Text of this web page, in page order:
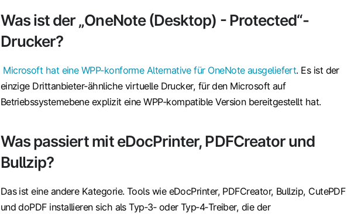
Was ist der „OneNote (Desktop) - Protected“-
Drucker?
Microsoft hat eine WPP‑konforme Alternative für OneNote ausgeliefert. Es ist der
einzige Drittanbieter‑ähnliche virtuelle Drucker, für den Microsoft auf
Betriebssystemebene explizit eine WPP‑kompatible Version bereitgestellt hat.
Was passiert mit eDocPrinter, PDFCreator und
Bullzip?
Das ist eine andere Kategorie. Tools wie eDocPrinter, PDFCreator, Bullzip, CutePDF
und doPDF installieren sich als Typ‑3‑ oder Typ‑4‑Treiber, die der